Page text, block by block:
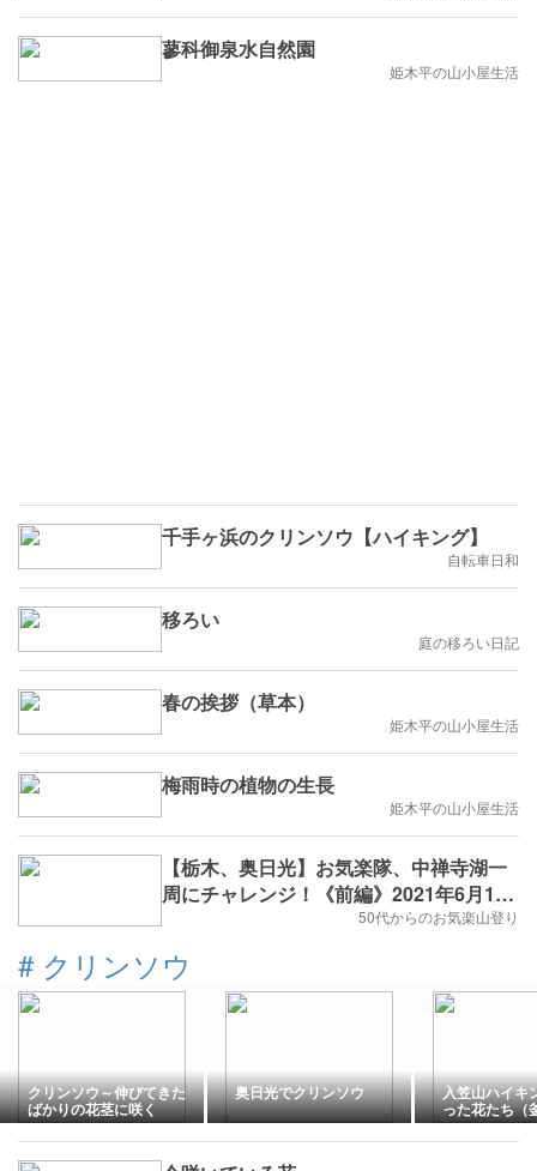
蓼科御泉水自然園
姫木平の山小屋生活
千手ヶ浜のクリンソウ【ハイキング】
自転車日和
移ろい
庭の移ろい日記
春の挨拶（草本）
姫木平の山小屋生活
梅雨時の植物の生長
姫木平の山小屋生活
【栃木、奥日光】お気楽隊、中禅寺湖一
周にチャレンジ！《前編》2021年6月12
50代からのお気楽山登り
# クリンソウ
クリンソウ～伸びてきた
ばかりの花茎に咲く
奥日光でクリンソウ 入笠山ハイキ
った花たち（
アツモリソウ